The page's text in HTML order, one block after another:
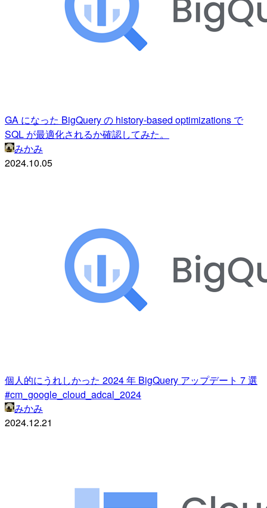
GA になった BigQuery の history-based optimizations で
SQL が最適化されるか確認してみた。
みかみ
2024.10.05
個人的にうれしかった 2024 年 BigQuery アップデート 7 選
#cm_google_cloud_adcal_2024
みかみ
2024.12.21